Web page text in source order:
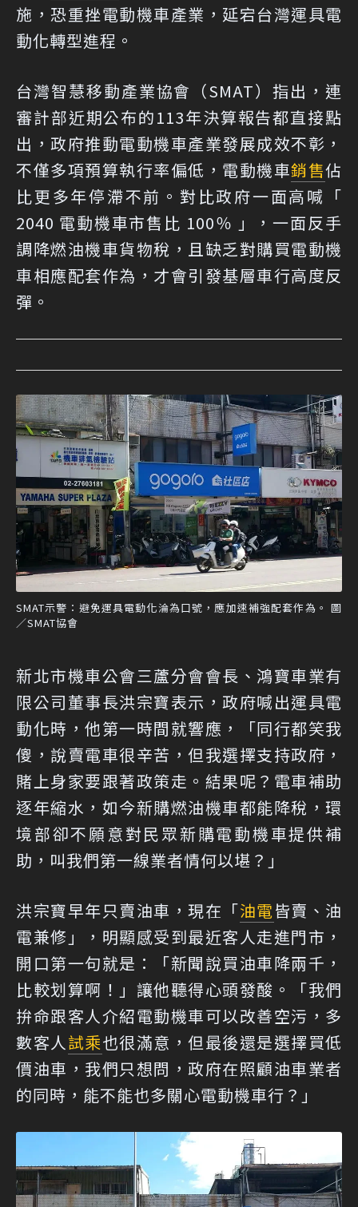
施，恐重挫電動機車產業，延宕台灣運具電
動化轉型進程。
台灣智慧移動產業協會（SMAT）指出，連
審計部近期公布的113年決算報告都直接點
出，政府推動電動機車產業發展成效不彰，
不僅多項預算執行率偏低，電動機車銷售佔
比更多年停滯不前。對比政府一面高喊「
2040 電動機車市售比 100％ 」，一面反手
調降燃油機車貨物稅，且缺乏對購買電動機
車相應配套作為，才會引發基層車行高度反
彈。
SMAT示警：避免運具電動化淪為口號，應加速補強配套作為。 圖
／SMAT協會
新北市機車公會三蘆分會會長、鴻寶車業有
限公司董事長洪宗寶表示，政府喊出運具電
動化時，他第一時間就響應，「同行都笑我
傻，說賣電車很辛苦，但我選擇支持政府，
賭上身家要跟著政策走。結果呢？電車補助
逐年縮水，如今新購燃油機車都能降稅，環
境部卻不願意對民眾新購電動機車提供補
助，叫我們第一線業者情何以堪？」
洪宗寶早年只賣油車，現在「油電皆賣、油
電兼修」，明顯感受到最近客人走進門市，
開口第一句就是：「新聞說買油車降兩千，
比較划算啊！」讓他聽得心頭發酸。「我們
拚命跟客人介紹電動機車可以改善空污，多
數客人試乘也很滿意，但最後還是選擇買低
價油車，我們只想問，政府在照顧油車業者
的同時，能不能也多關心電動機車行？」